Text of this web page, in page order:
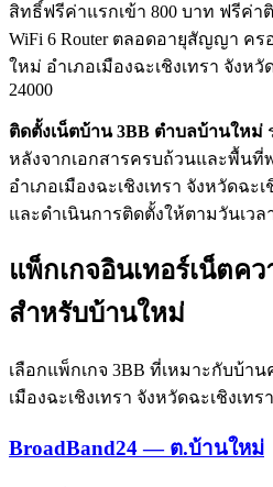
สิทธิ์ฟรีค่าแรกเข้า 800 บาท ฟรีค่า
WiFi 6 Router ตลอดอายุสัญญา
ใหม่ อำเภอเมืองฉะเชิงเทรา จังห
24000
ติดตั้งเน็ตบ้าน 3BB ตำบลบ้านใหม่
หลังจากเอกสารครบถ้วนและพื้น
อำเภอเมืองฉะเชิงเทรา จังหวัดฉะ
และดำเนินการติดตั้งให้ตามวันเวล
แพ็กเกจอินเทอร์เน็ตค
สำหรับบ้านใหม่
เลือกแพ็กเกจ 3BB ที่เหมาะกับบ้า
เมืองฉะเชิงเทรา จังหวัดฉะเชิงเทรา
BroadBand24 — ต.บ้านใหม่